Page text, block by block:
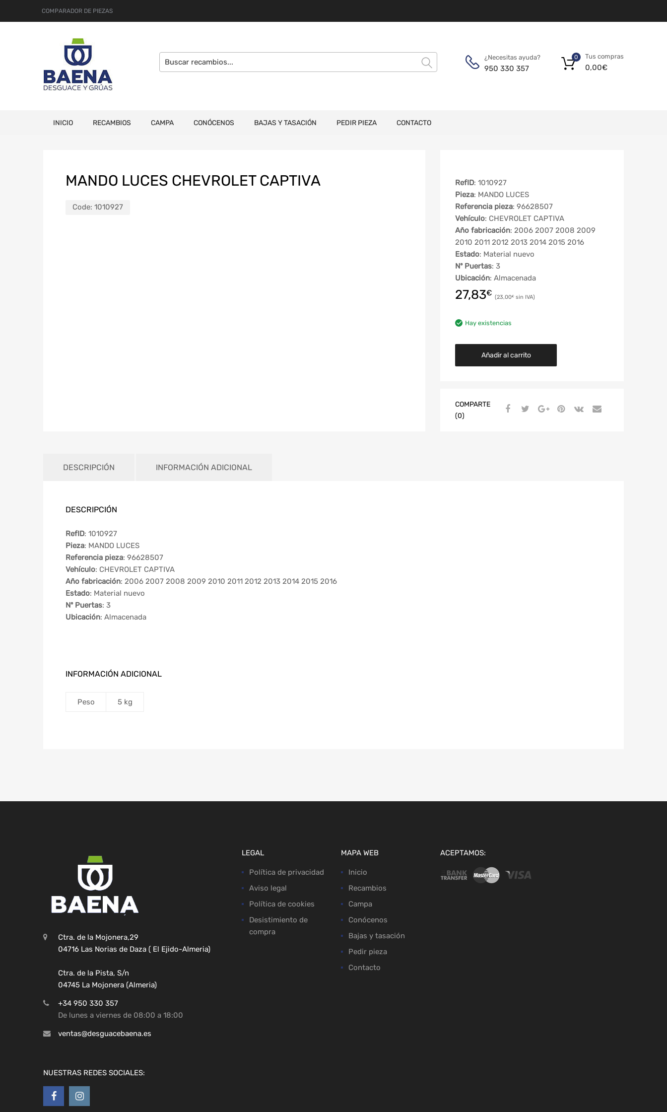
COMPARADOR DE PIEZAS
¿Necesitas ayuda?
950 330 357
Tus compras
0,00€
0
INICIO RECAMBIOS CAMPA CONÓCENOS BAJAS Y TASACIÓN PEDIR PIEZA CONTACTO
MANDO LUCES CHEVROLET CAPTIVA
Code: 1010927
RefID: 1010927
Pieza: MANDO LUCES
Referencia pieza: 96628507
Vehículo: CHEVROLET CAPTIVA
Año fabricación: 2006 2007 2008 2009
2010 2011 2012 2013 2014 2015 2016
Estado: Material nuevo
Nº Puertas: 3
Ubicación: Almacenada
27,83€ 23,00€
Hay existencias
Añadir al carrito
COMPARTE
(0)
DESCRIPCIÓN INFORMACIÓN ADICIONAL
DESCRIPCIÓN
RefID: 1010927
Pieza: MANDO LUCES
Referencia pieza: 96628507
Vehículo: CHEVROLET CAPTIVA
Año fabricación: 2006 2007 2008 2009 2010 2011 2012 2013 2014 2015 2016
Estado: Material nuevo
Nº Puertas: 3
Ubicación: Almacenada
INFORMACIÓN ADICIONAL
Peso 5 kg
Ctra. de la Mojonera,29
04716 Las Norias de Daza ( El Ejido-Almeria)
Ctra. de la Pista, S/n
04745 La Mojonera (Almeria)
+34 950 330 357
De lunes a viernes de 08:00 a 18:00
ventas@desguacebaena.es
NUESTRAS REDES SOCIALES:
LEGAL
Política de privacidad
Aviso legal
Política de cookies
Desistimiento de
compra
MAPA WEB
Inicio
Recambios
Campa
Conócenos
Bajas y tasación
Pedir pieza
Contacto
ACEPTAMOS: